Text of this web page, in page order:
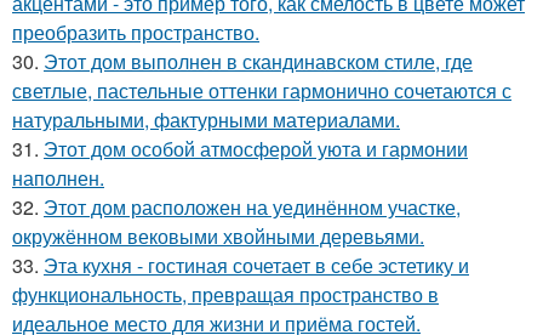
преобразить пространство.
30. Этот дом выполнен в скандинавском стиле, где
светлые, пастельные оттенки гармонично сочетаются с
натуральными, фактурными материалами.
31. Этот дом особой атмосферой уюта и гармонии
наполнен.
32. Этот дом расположен на уединённом участке,
окружённом вековыми хвойными деревьями.
33. Эта кухня - гостиная сочетает в себе эстетику и
функциональность, превращая пространство в
идеальное место для жизни и приёма гостей.